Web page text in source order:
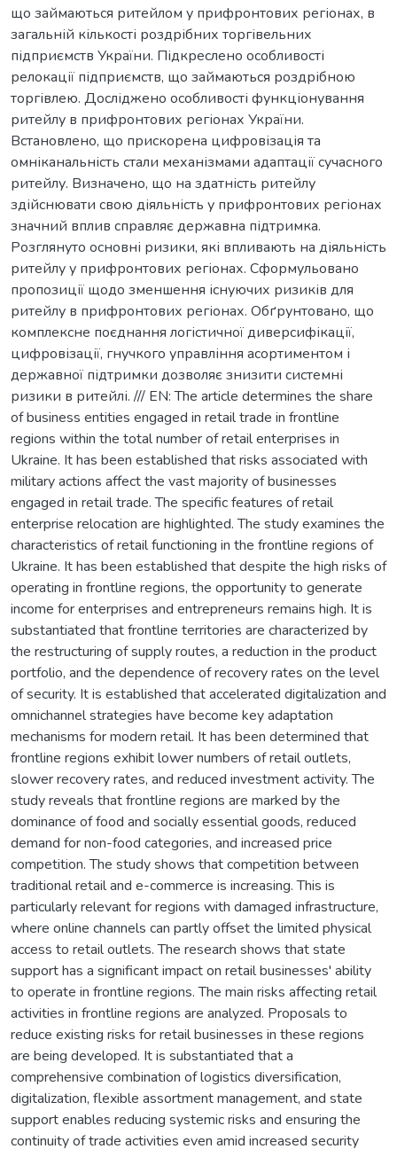
що займаються ритейлом у прифронтових регіонах, в
загальній кількості роздрібних торгівельних
підприємств України. Підкреслено особливості
релокації підприємств, що займаються роздрібною
торгівлею. Досліджено особливості функціонування
ритейлу в прифронтових регіонах України.
Встановлено, що прискорена цифровізація та
омніканальність стали механізмами адаптації сучасного
ритейлу. Визначено, що на здатність ритейлу
здійснювати свою діяльність у прифронтових регіонах
значний вплив справляє державна підтримка.
Розглянуто основні ризики, які впливають на діяльність
ритейлу у прифронтових регіонах. Сформульовано
пропозиції щодо зменшення існуючих ризиків для
ритейлу в прифронтових регіонах. Обґрунтовано, що
комплексне поєднання логістичної диверсифікації,
цифровізації, гнучкого управління асортиментом і
державної підтримки дозволяє знизити системні
ризики в ритейлі. /// EN: The article determines the share
of business entities engaged in retail trade in frontline
regions within the total number of retail enterprises in
Ukraine. It has been established that risks associated with
military actions affect the vast majority of businesses
engaged in retail trade. The specific features of retail
enterprise relocation are highlighted. The study examines the
characteristics of retail functioning in the frontline regions of
Ukraine. It has been established that despite the high risks of
operating in frontline regions, the opportunity to generate
income for enterprises and entrepreneurs remains high. It is
substantiated that frontline territories are characterized by
the restructuring of supply routes, a reduction in the product
portfolio, and the dependence of recovery rates on the level
of security. It is established that accelerated digitalization and
omnichannel strategies have become key adaptation
mechanisms for modern retail. It has been determined that
frontline regions exhibit lower numbers of retail outlets,
slower recovery rates, and reduced investment activity. The
study reveals that frontline regions are marked by the
dominance of food and socially essential goods, reduced
demand for non-food categories, and increased price
competition. The study shows that competition between
traditional retail and e-commerce is increasing. This is
particularly relevant for regions with damaged infrastructure,
where online channels can partly offset the limited physical
access to retail outlets. The research shows that state
support has a significant impact on retail businesses' ability
to operate in frontline regions. The main risks affecting retail
activities in frontline regions are analyzed. Proposals to
reduce existing risks for retail businesses in these regions
are being developed. It is substantiated that a
comprehensive combination of logistics diversification,
digitalization, flexible assortment management, and state
support enables reducing systemic risks and ensuring the
continuity of trade activities even amid increased security